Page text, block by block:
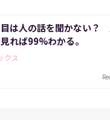
は人の話を聞かない？
れば99%わかる。
クス